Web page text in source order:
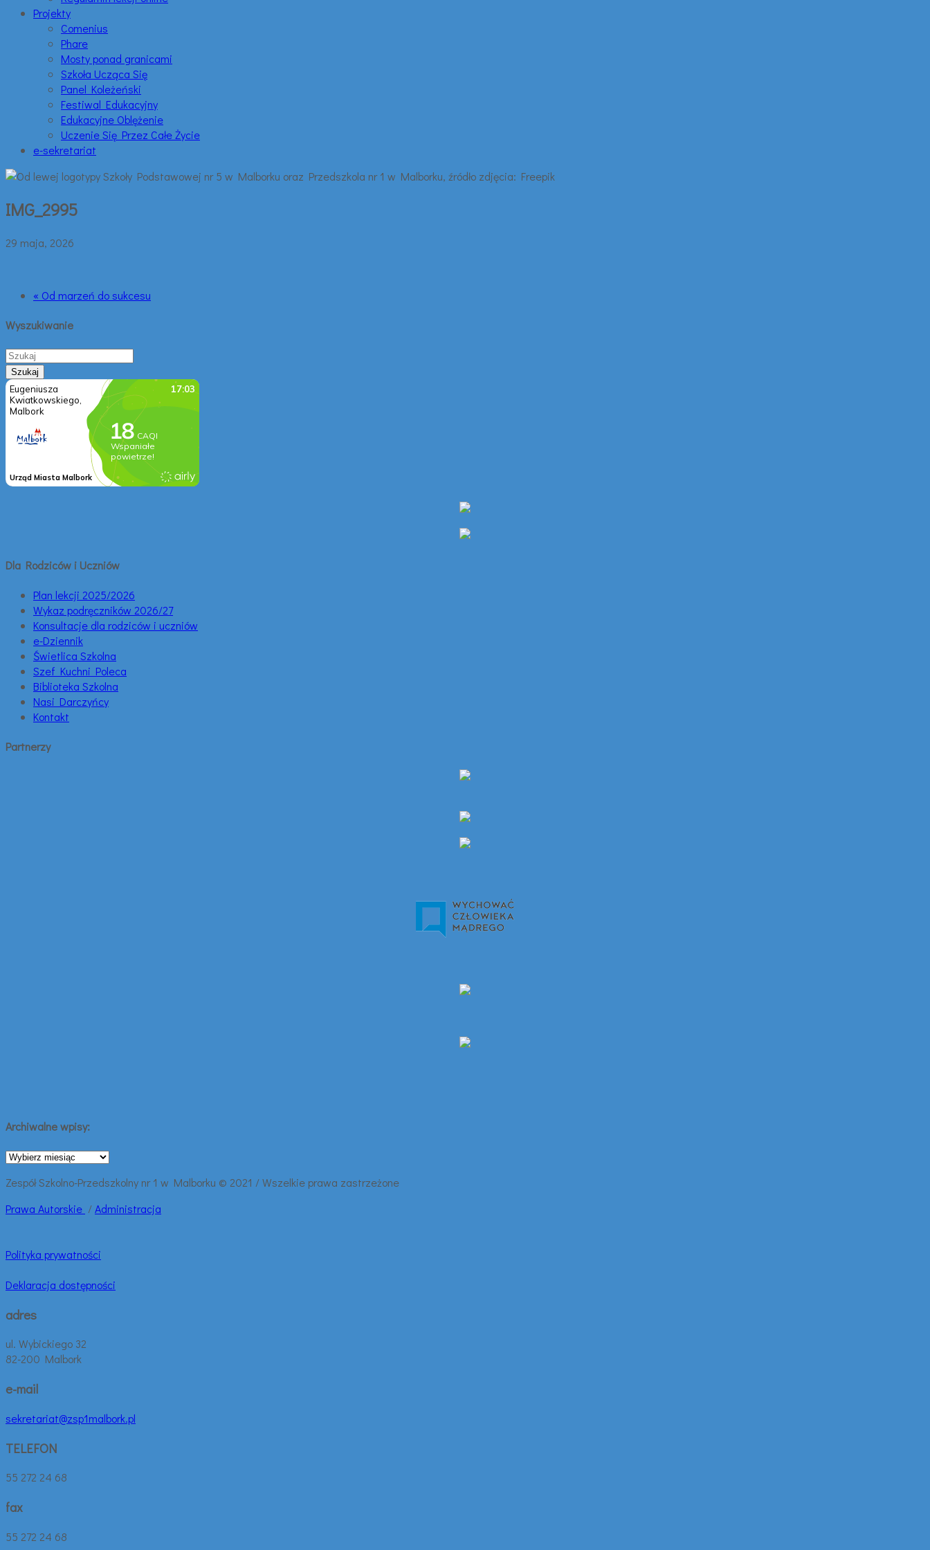
Projekty
Comenius
Phare
Mosty ponad granicami
Szkoła Ucząca Się
Panel Koleżeński
Festiwal Edukacyjny
Edukacyjne Oblężenie
Uczenie Się Przez Całe Życie
e-sekretariat
IMG_2995
29 maja, 2026
« Od marzeń do sukcesu
Wyszukiwanie
Dla Rodziców i Uczniów
Plan lekcji 2025/2026
Wykaz podręczników 2026/27
Konsultacje dla rodziców i uczniów
e-Dziennik
Świetlica Szkolna
Szef Kuchni Poleca
Biblioteka Szkolna
Nasi Darczyńcy
Kontakt
Partnerzy
Archiwalne wpisy:
Archiwalne
Zespół Szkolno-Przedszkolny nr 1 w Malborku © 2021 / Wszelkie prawa zastrzeżone
Prawa Autorskie /Administracja
Polityka prywatności
Deklaracja dostępności
adres
ul. Wybickiego 32
82-200 Malbork
e-mail
sekretariat@zsp1malbork.pl
TELEFON
55 272 24 68
fax
55 272 24 68